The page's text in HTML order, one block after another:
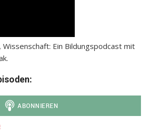
Ein Bildungspodcast mit